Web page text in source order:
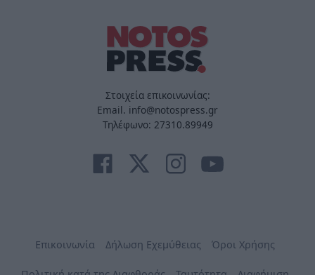
Στοιχεία επικοινωνίας:
Email. info@notospress.gr
Τηλέφωνο: 27310.89949
Επικοινωνία Δήλωση Εχεμύθειας Όροι Χρήσης